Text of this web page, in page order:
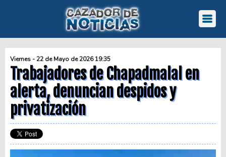
Viernes - 22 de Mayo de 2026 19:35
Trabajadores de Chapadmalal en
alerta, denuncian despidos y
privatización